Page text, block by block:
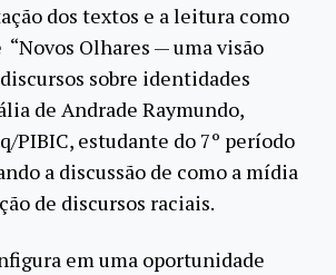
dos textos e a leitura como
Olhares — uma visão
sobre identidades
de Andrade Raymundo,
PIBIC, estudante do 7º período
a discussão de como a mídia
de discursos raciais.
em uma oportunidade